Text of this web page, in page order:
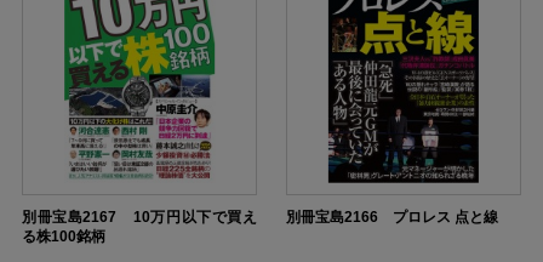
別冊宝島2167 10万円以下で買え
る株100銘柄
別冊宝島2166 プロレス 点と線